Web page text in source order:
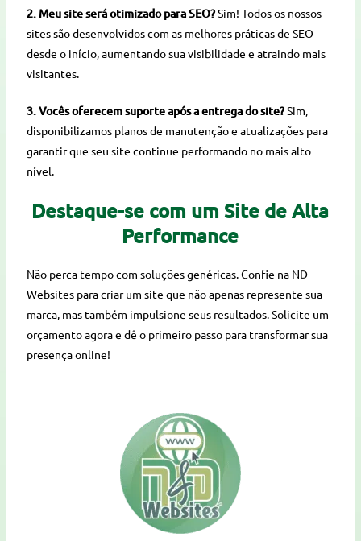
2. Meu site será otimizado para SEO?Sim! Todos os nossos
sites são desenvolvidos com as melhores práticas de SEO
desde o início, aumentando sua visibilidade e atraindo mais
visitantes.
3. Vocês oferecem suporte após a entrega do site?Sim,
disponibilizamos planos de manutenção e atualizações para
garantir que seu site continue performando no mais alto
nível.
Destaque-se com um Site de Alta
Performance
Não perca tempo com soluções genéricas. Confie na ND
Websites para criar um site que não apenas represente sua
marca, mas também impulsione seus resultados. Solicite um
orçamento agora e dê o primeiro passo para transformar sua
presença online!